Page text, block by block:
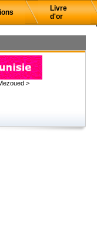
Livre
d'or
>